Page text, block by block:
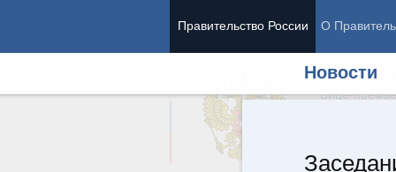
Правительство России О
Новости
Вице-